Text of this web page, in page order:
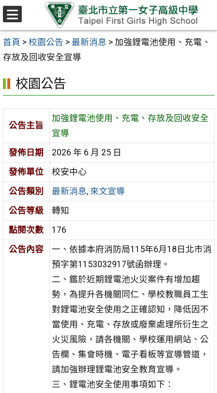
跳至主要內容區
首頁 > 校園公告 > 最新消息 > 加強鋰電池使用、充電、
存放及回收安全宣導
校園公告
公告主旨
加強鋰電池使用、充電、存放及回收安全
宣導
發佈日期
2026 年 6 月 25 日
發佈單位
校安中心
公告類別
最新消息, 來文宣導
公告等級
轉知
點閱次數
176
公告內容
一、依據本府消防局115年6月18日北市消
預字第1153032917號函辦理。
二、鑑於近期鋰電池火災案件有增加趨
勢，為提升各機關同仁、學校教職員工生
對鋰電池安全使用之正確認知，降低因不
當使用、充電、存放或廢棄處理所衍生之
火災風險，請各機關、學校運用網站、公
告欄、集會時機、電子看板等宣導管道，
請加強辦理鋰電池安全教育宣導。
三、鋰電池安全使用事項如下：
選
單